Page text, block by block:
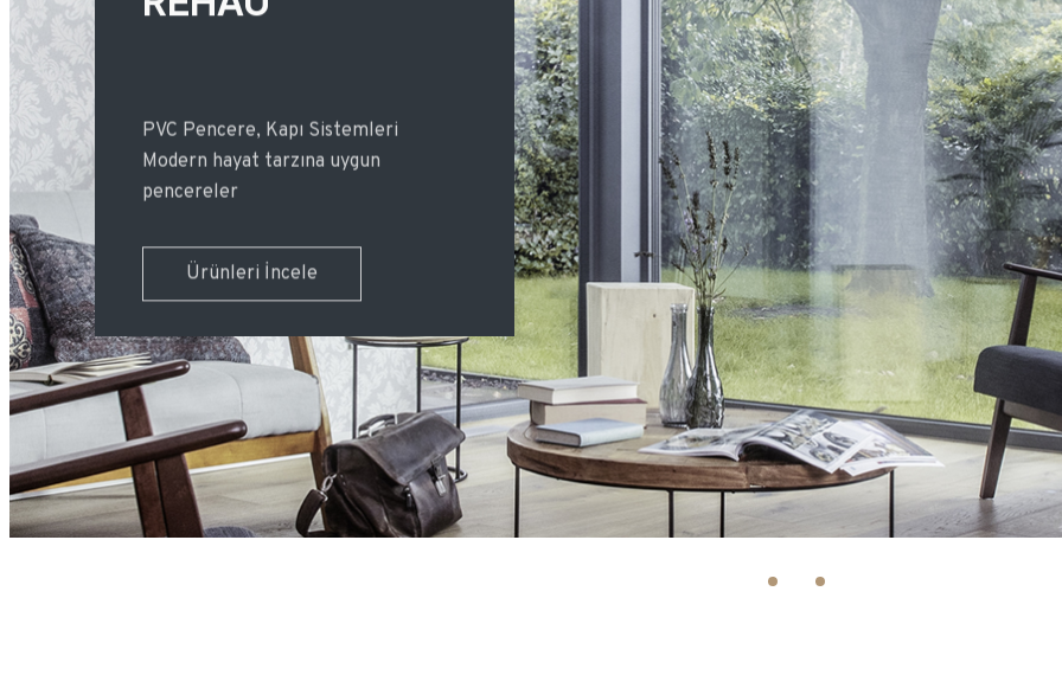
CORTIZO
Alüminyum Pencere, Kapı Sistemleri
Minimalist Tasarım Çözümleri
Ürünleri İncele
Modern hayat tarzına uygun
pencereler
Ürünleri İncele
CORTIZO
Alüminyum Pencere, Kapı Sistemleri
Minimalist Tasarım Çözümleri
Ürünleri İncele